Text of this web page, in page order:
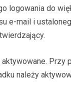
logowania do
e-mail i
Przy
należy